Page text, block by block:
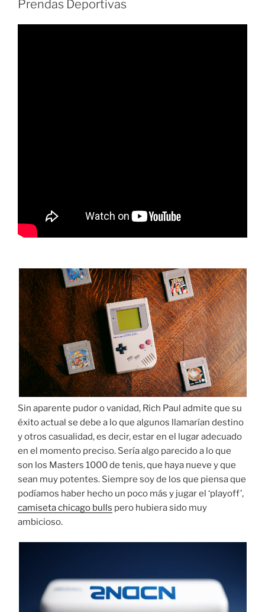
Prendas Deportivas
Sin aparente pudor o vanidad, Rich Paul admite que su
éxito actual se debe a lo que algunos llamarían destino
y otros casualidad, es decir, estar en el lugar adecuado
en el momento preciso. Sería algo parecido a lo que
son los Masters 1000 de tenis, que haya nueve y que
sean muy potentes. Siempre soy de los que piensa que
podíamos haber hecho un poco más y jugar el ‘playoff’,
camiseta chicago bulls pero hubiera sido muy
ambicioso.